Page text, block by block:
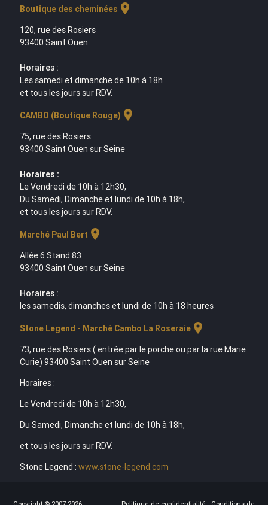
Boutique des cheminées location_on
120, rue des Rosiers
93400 Saint Ouen
Horaires :
Les samedi et dimanche de 10h à 18h
et tous les jours sur RDV.
CAMBO (Boutique Rouge) location_on
75, rue des Rosiers
93400 Saint Ouen sur Seine
Horaires :
Le Vendredi de 10h à 12h30,
Du Samedi, Dimanche et lundi de 10h à 18h,
et tous les jours sur RDV.
Marché Paul Bert location_on
Allée 6 Stand 83
93400 Saint Ouen sur Seine
Horaires :
les samedis, dimanches et lundi de 10h à 18 heures
Stone Legend - Marché Cambo La Roseraielocation_on
73, rue des Rosiers ( entrée par le porche ou par la rue Marie
Curie) 93400 Saint Ouen sur Seine
Horaires :
Le Vendredi de 10h à 12h30,
Du Samedi, Dimanche et lundi de 10h à 18h,
et tous les jours sur RDV.
Stone Legend : www.stone-legend.com